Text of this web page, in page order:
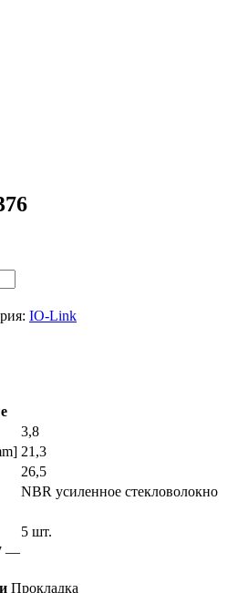
IO-Link
3,8
21,3
26,5
NBR усиленное стекловолокно
5 шт.
—
Прокладка